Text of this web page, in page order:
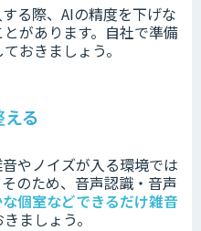
る際、AIの精度を下げな
があります。 自社で準備
おきましょう。
る
やノイズが入る環境では
そのため、音声認識・音声
個室などできるだけ雑音
ましょう。